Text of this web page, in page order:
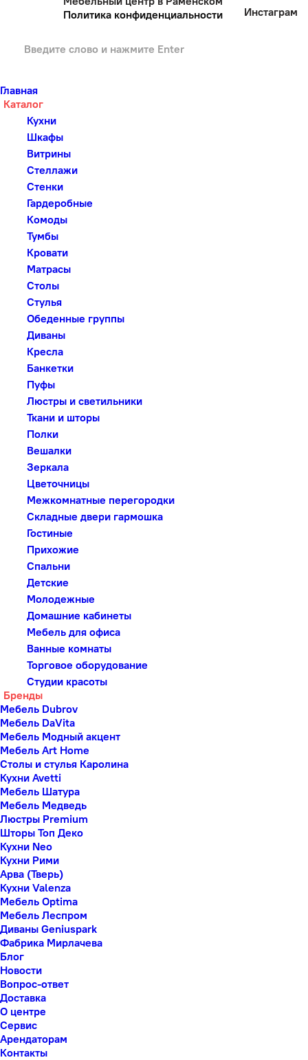
Политика конфиденциальности
Инстаграм
Главная
Каталог
Кухни
Шкафы
Витрины
Стеллажи
Стенки
Гардеробные
Комоды
Тумбы
Кровати
Матрасы
Столы
Стулья
Обеденные группы
Диваны
Кресла
Банкетки
Пуфы
Люстры и светильники
Ткани и шторы
Полки
Вешалки
Зеркала
Цветочницы
Межкомнатные перегородки
Складные двери гармошка
Гостиные
Прихожие
Спальни
Детские
Молодежные
Домашние кабинеты
Мебель для офиса
Ванные комнаты
Торговое оборудование
Студии красоты
Бренды
Мебель Dubrov
Мебель DaVita
Мебель Модный акцент
Мебель Art Home
Столы и стулья Каролина
Кухни Avetti
Мебель Шатура
Мебель Медведь
Люстры Premium
Шторы Топ Деко
Кухни Neo
Кухни Рими
Арва (Тверь)
Кухни Valenza
Мебель Optima
Мебель Леспром
Диваны Geniuspark
Фабрика Мирлачева
Блог
Новости
Вопрос-ответ
Доставка
О центре
Сервис
Арендаторам
Контакты